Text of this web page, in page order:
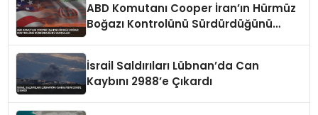
ABD Komutanı Cooper İran’ın Hürmüz
Boğazı Kontrolünü Sürdürdüğünü
İsrail Saldırıları Lübnan’da Can
Kaybını 2988’e Çıkardı